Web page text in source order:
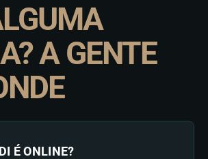
A GENTE
É ONLINE?